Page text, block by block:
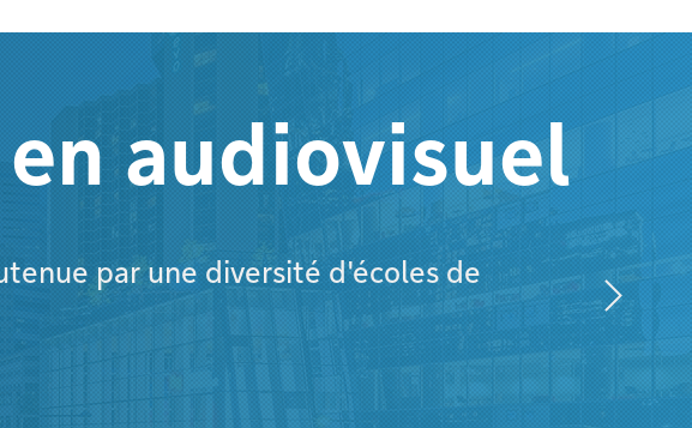
audiovisuel
par une diversité d'écoles de